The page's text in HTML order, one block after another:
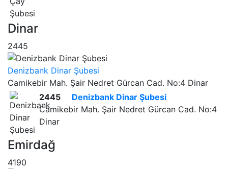
Dinar
2445
Denizbank Dinar Şubesi
Camikebir Mah. Şair Nedret Gürcan Cad. No:4 Dinar
2445
Denizbank Dinar Şubesi
Camikebir Mah. Şair Nedret Gürcan Cad. No:4
Dinar
Emirdağ
4190